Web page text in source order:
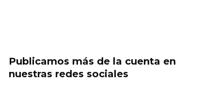
Publicamos más de la cuenta en
nuestras redes sociales